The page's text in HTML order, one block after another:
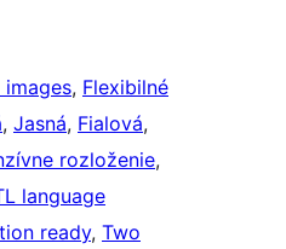
images, Flexibilné
, Jasná, Fialová
rozloženie
language
ready, Two